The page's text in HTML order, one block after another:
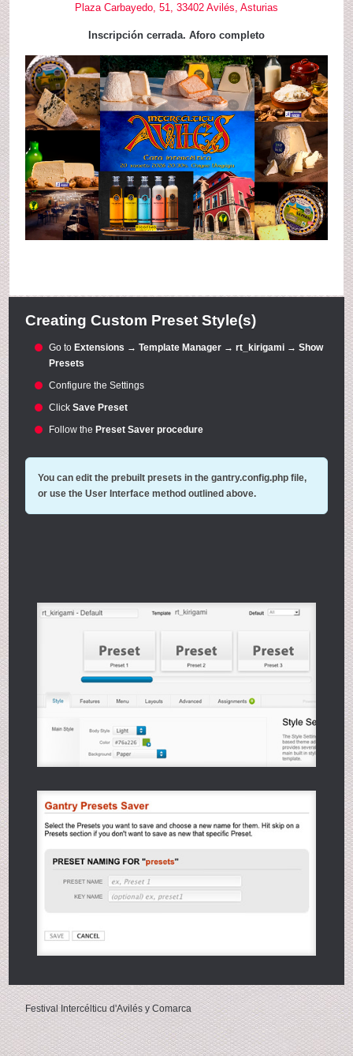
Plaza Carbayedo, 51, 33402 Avilés, Asturias
Inscripción cerrada. Aforo completo
Creating Custom Preset Style(s)
Go to Extensions → Template Manager → rt_kirigami → Show
Presets
Configure the Settings
ClickSave Preset
Follow the Preset Saver procedure
You can edit the prebuilt presets in thegantry.config.php file,
or use the User Interface method outlined above.
Festival Intercélticu d'Avilés y Comarca